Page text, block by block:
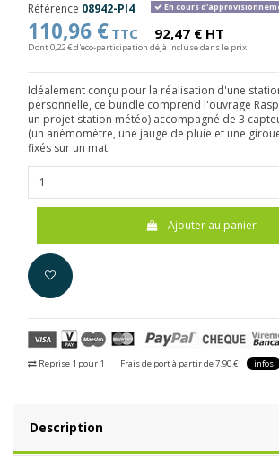
Référence 08942-PI4 En cours
110,96 € TTC 92,47 € HT
Dont 0,22 € d'eco-participation déjà incluse dans le prix
Idéalement conçu pour la réalisation d'une
personnelle, ce bundle comprend l'ouvrage
un projet station météo) accompagné de 3
(un anémomètre, une jauge de pluie et une
fixés sur un mat.
Ajouter au panier
Reprise 1 pour 1 Frais de port à partir de 7.90 € infos
Description